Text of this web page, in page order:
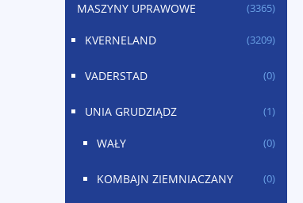
MASZYNY UPRAWOWE (3365)
KVERNELAND (3209)
VADERSTAD (0)
UNIA GRUDZIĄDZ (1)
WAŁY (0)
KOMBAJN ZIEMNIACZANY (0)